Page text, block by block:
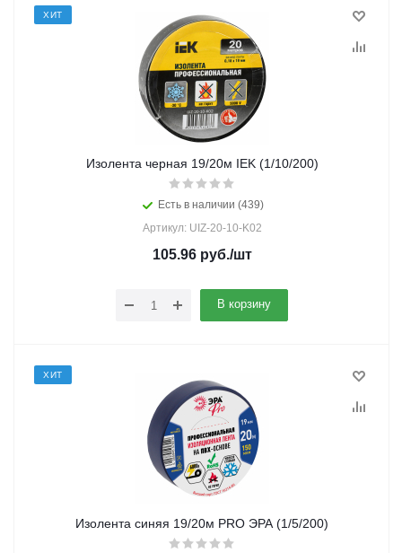
ХИТ
Изолента черная 19/20м IEK (1/10/200)
Есть в наличии (439)
Артикул: UIZ-20-10-K02
105.96руб./шт
В корзину
ХИТ
Изолента синяя 19/20м PRO ЭРА (1/5/200)